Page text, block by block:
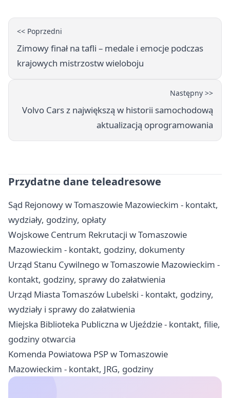
<< Poprzedni
Zimowy finał na tafli – medale i emocje podczas
krajowych mistrzostw wieloboju
Następny >>
Volvo Cars z największą w historii samochodową
aktualizacją oprogramowania
Przydatne dane teleadresowe
Sąd Rejonowy w Tomaszowie Mazowieckim - kontakt,
wydziały, godziny, opłaty
Wojskowe Centrum Rekrutacji w Tomaszowie
Mazowieckim - kontakt, godziny, dokumenty
Urząd Stanu Cywilnego w Tomaszowie Mazowieckim -
kontakt, godziny, sprawy do załatwienia
Urząd Miasta Tomaszów Lubelski - kontakt, godziny,
wydziały i sprawy do załatwienia
Miejska Biblioteka Publiczna w Ujeździe - kontakt, filie,
godziny otwarcia
Komenda Powiatowa PSP w Tomaszowie
Mazowieckim - kontakt, JRG, godziny